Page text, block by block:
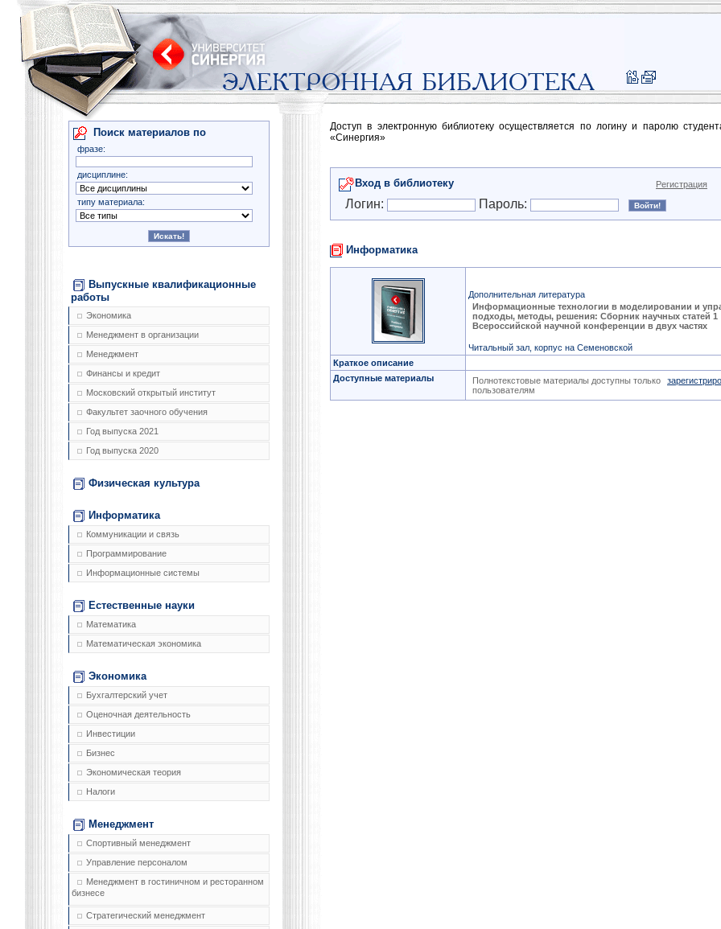
Поиск материалов по
фразе:
дисциплине:
типу материала:
Выпускные квалификационные
работы
Экономика
Менеджмент в организации
Менеджмент
Финансы и кредит
Московский открытый институт
Факультет заочного обучения
Год выпуска 2021
Год выпуска 2020
Физическая культура
Информатика
Коммуникации и связь
Программирование
Информационные системы
Естественные науки
Математика
Математическая экономика
Экономика
Бухгалтерский учет
Оценочная деятельность
Инвестиции
Бизнес
Экономическая теория
Налоги
Менеджмент
Спортивный менеджмент
Управление персоналом
Менеджмент в гостиничном и ресторанном
бизнесе
Стратегический менеджмент
Доступ в электронную библиотеку осуществляется по логину и паролю
«Синергия»
Вход в библиотеку Регистрация
Логин: Пароль:
Информатика
Дополнительная литература
Информационные технологии в моделировании и
подходы, методы, решения: Сборник научных статей 1
Всероссийской научной конференции в двух частях
Читальный зал, корпус на Семеновской
Краткое описание
Доступные материалы
Полнотекстовые материалы доступны только
пользователям